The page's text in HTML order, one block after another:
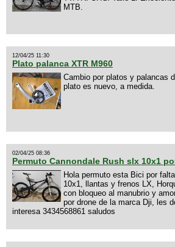
MTB.
12/04/25 11:30
Plato palanca XTR M960
Cambio por platos y palancas
plato es nuevo, a medida.
02/04/25 08:36
Permuto Cannondale Rush slx 10x1
Hola permuto esta Bici por
10x1, llantas y frenos LX,
con bloqueo al manubrio y
por drone de la marca Dji, les
interesa 3434568861 saludos